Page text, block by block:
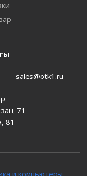
sales@otk1.ru
71
81
и компьютеры